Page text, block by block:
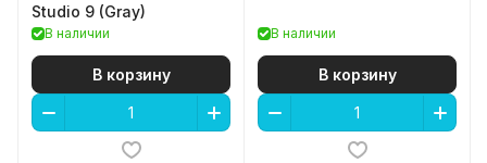
Studio 9 (Gray)
В наличии
В корзину
В наличии
В корзину